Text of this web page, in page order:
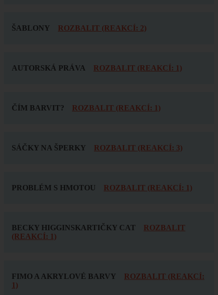
ŠABLONY ROZBALIT (REAKCÍ: 2)
AUTORSKÁ PRÁVA ROZBALIT (REAKCÍ: 1)
ČÍM BARVIT? ROZBALIT (REAKCÍ: 1)
SÁČKY NA ŠPERKY ROZBALIT (REAKCÍ: 3)
PROBLÉM S HMOTOU ROZBALIT (REAKCÍ: 1)
BECKY HIGGINSKARTIČKY CAT
ROZBALIT
(REAKCÍ: 1)
FIMO A AKRYLOVÉ BARVY
ROZBALIT (REAKCÍ:
1)